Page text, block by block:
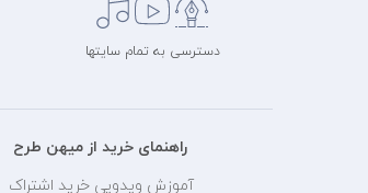
دسترسی به تمام سایتها
راهنمای خرید از میهن طرح
آموزش ویدویی خرید اشتراک